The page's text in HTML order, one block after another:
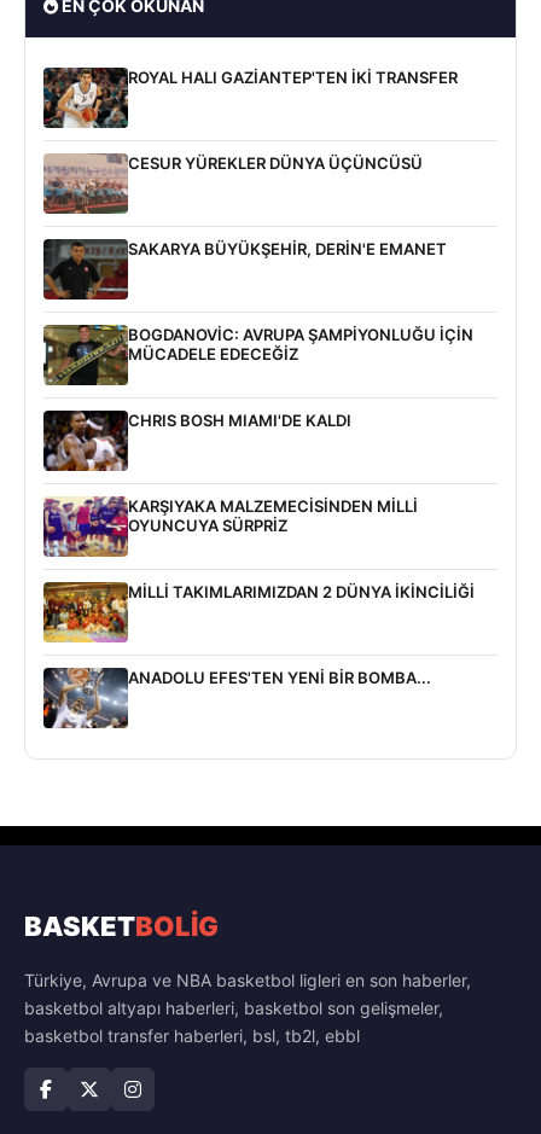
EN ÇOK OKUNAN
ROYAL HALI GAZİANTEP'TEN İKİ TRANSFER
CESUR YÜREKLER DÜNYA ÜÇÜNCÜSÜ
SAKARYA BÜYÜKŞEHİR, DERİN'E EMANET
BOGDANOVİC: AVRUPA ŞAMPİYONLUĞU İÇİN
MÜCADELE EDECEĞİZ
CHRIS BOSH MIAMI'DE KALDI
KARŞIYAKA MALZEMECİSİNDEN MİLLİ
OYUNCUYA SÜRPRİZ
MİLLİ TAKIMLARIMIZDAN 2 DÜNYA İKİNCİLİĞİ
ANADOLU EFES'TEN YENİ BİR BOMBA...
BASKETBOLİG
Türkiye, Avrupa ve NBA basketbol ligleri en son haberler,
basketbol altyapı haberleri, basketbol son gelişmeler,
basketbol transfer haberleri, bsl, tb2l, ebbl